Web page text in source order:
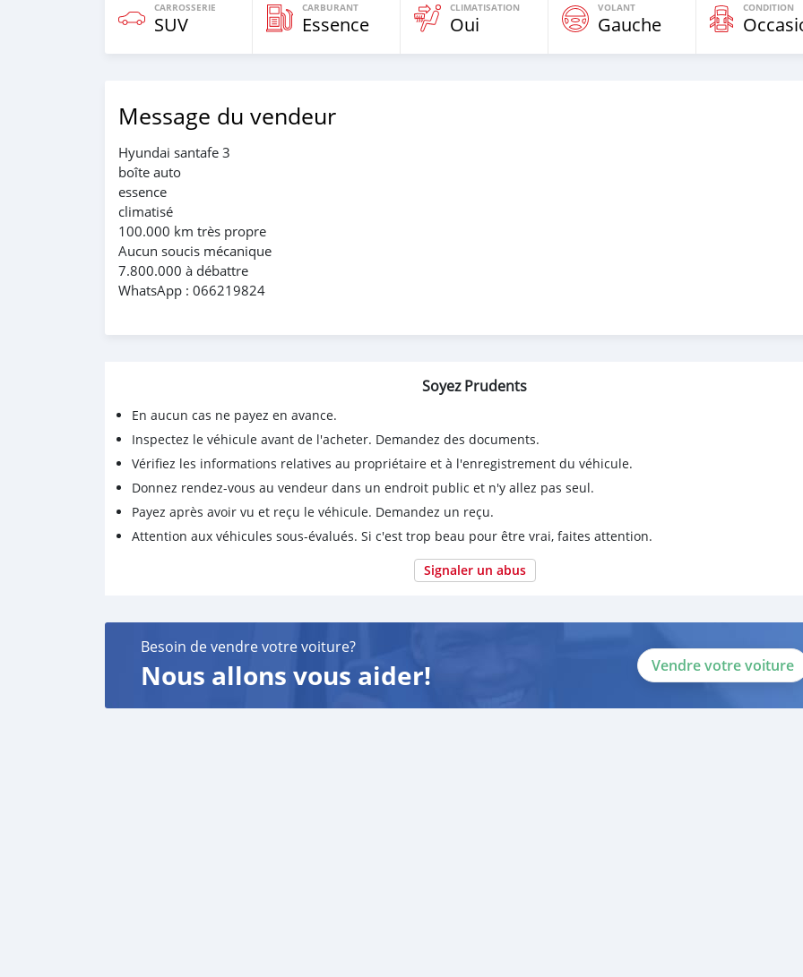
CARROSSERIE
SUV
CARBURANT
Essence
CLIMATISATION
Oui
VOLANT
Gauche
CONDITION
Message du vendeur
Hyundai santafe 3
boîte auto
essence
climatisé
100.000 km très propre
Aucun soucis mécanique
7.800.000 à débattre
WhatsApp : 066219824
Soyez Prudents
En aucun cas ne payez en avance.
Inspectez le véhicule avant de l'acheter. Demandez des documents.
Vérifiez les informations relatives au propriétaire et à l'enregistrement du véhicule.
Donnez rendez-vous au vendeur dans un endroit public et n'y allez pas seul.
Payez après avoir vu et reçu le véhicule. Demandez un reçu.
Attention aux véhicules sous-évalués. Si c'est trop beau pour être vrai, faites attention.
Signaler un abus
Besoin de vendre votre voiture?
Nous allons vous aider! Vendre votre voiture